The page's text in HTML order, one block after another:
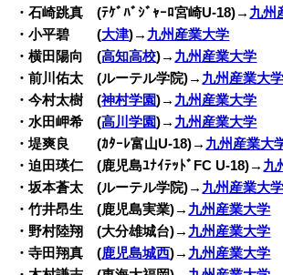
・石崎跳真 (ﾃｹﾞﾊﾞｼﾞｬｰﾛ宮崎U-18)→ 九州
・小平碧 (大津)→ 九州産業大学
・横田陽向 (高知高校)→ 九州産業大学
・前川佑太 (ルーテル学院)→ 九州産業大学
・今村太樹 (神村学園)→ 九州産業大学
・水田岬希 (高川学園)→ 九州産業大学
・堤爽良 (ｶﾀｰﾚ富山U-18)→ 九州産業大
・迫田瑛仁 (鹿児島ﾕﾅｲﾃｯﾄﾞFC U-18)→ 九
・坂本蒼太 (ルーテル学院)→ 九州産業大学
・竹井昂生 (鹿児島実業)→ 九州産業大学
・野村陸翔 (大分雄城台)→ 九州産業大学
・寺田翔真 (鹿児島城西)→ 九州産業大学